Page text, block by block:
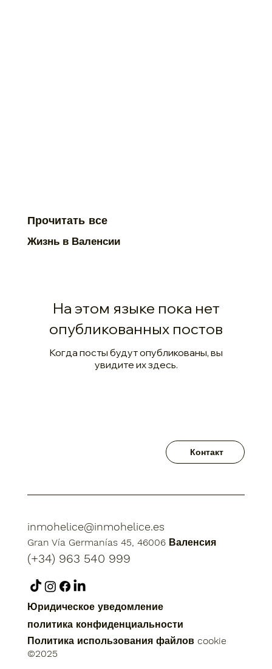
На этом языке пока нет
опубликованных постов
Когда посты будут опубликованы, вы
увидите их здесь.
Прочитать все
Жизнь в Валенсии
Контакт
inmohelice@inmohelice.es
Gran Vía Germanías 45, 46006 Валенсия
(+34) 963 540 999
политика конфиденциальности
Юридическое уведомление
Политика использования файлов cookie
©2025